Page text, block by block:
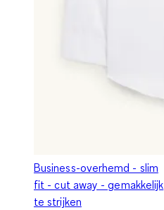
Business-overhemd - slim
fit - cut away - gemakkelijk
te strijken